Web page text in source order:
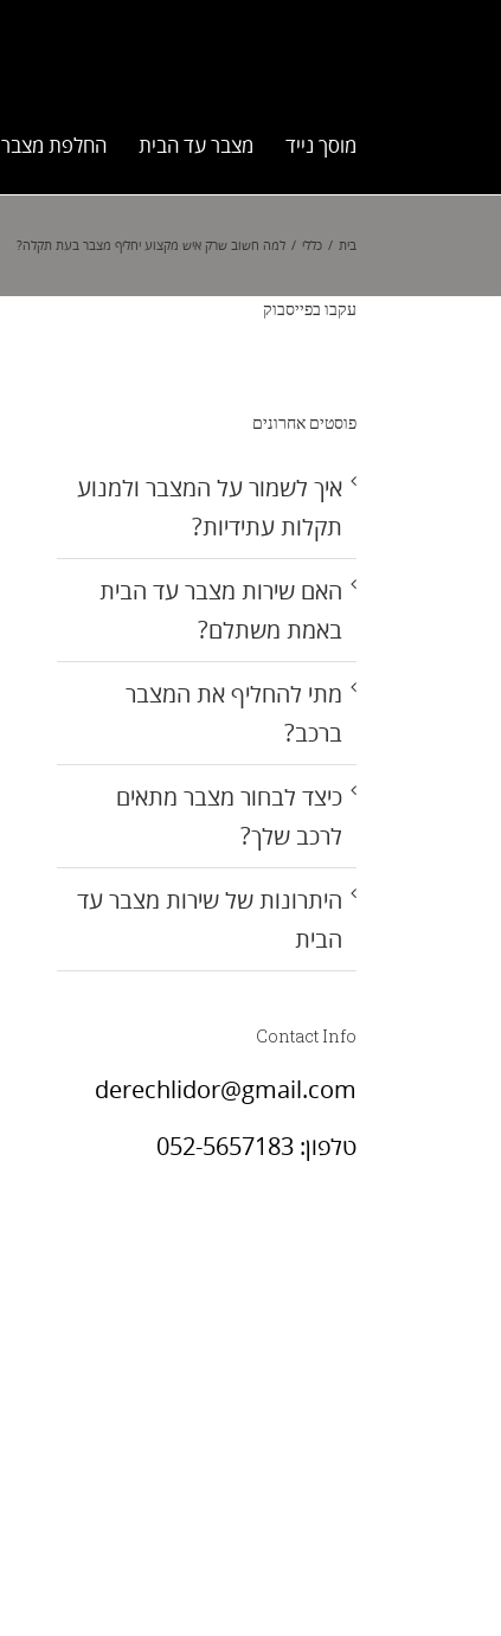
מוסך נייד מצבר עד הבית החלפת מצבר
בית / כללי / למה חשוב שרק איש מקצוע יחליף מצבר בעת תקלה?
עקבו בפייסבוק
פוסטים אחרונים
איך לשמור על המצבר ולמנוע
תקלות עתידיות?
האם שירות מצבר עד הבית
באמת משתלם?
מתי להחליף את המצבר
ברכב?
כיצד לבחור מצבר מתאים
לרכב שלך?
היתרונות של שירות מצבר עד
הבית
Contact Info
derechlidor@gmail.com
טלפון: 052-5657183